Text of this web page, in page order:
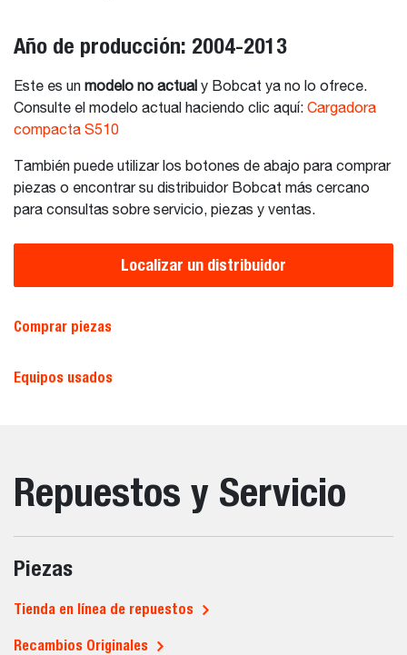
Año de producción: 2004-2013
Este es un modelo no actual y Bobcat ya no lo ofrece.
Consulte el modelo actual haciendo clic aquí: Cargadora
compacta S510
También puede utilizar los botones de abajo para comprar
piezas o encontrar su distribuidor Bobcat más cercano
para consultas sobre servicio, piezas y ventas.
Localizar un distribuidor
Comprar piezas
Equipos usados
Repuestos y Servicio
Piezas
Tienda en línea de repuestos
Recambios Originales